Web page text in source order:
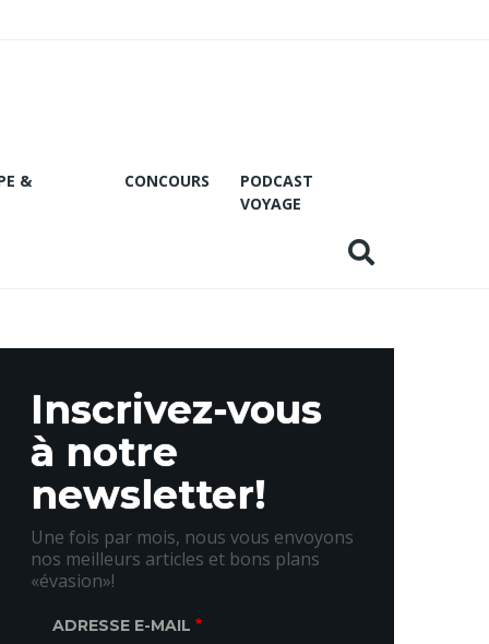
&
CONCOURS
PODCAST
VOYAGE
Inscrivez-vous
à notre
newsletter!
Une fois par mois, nous vous envoyons
nos meilleurs articles et bons plans
«évasion»!
ADRESSE E-MAIL